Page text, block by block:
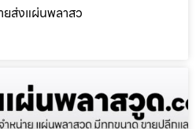
ยส่งแผ่นพลาสว